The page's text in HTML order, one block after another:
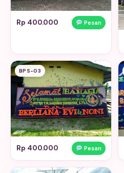
Rp 400.000 Pesan
BPS-03
Rp 400.000 Pesan